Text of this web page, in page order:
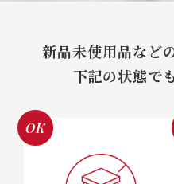
新品未使用品など
下記の状態で
OK